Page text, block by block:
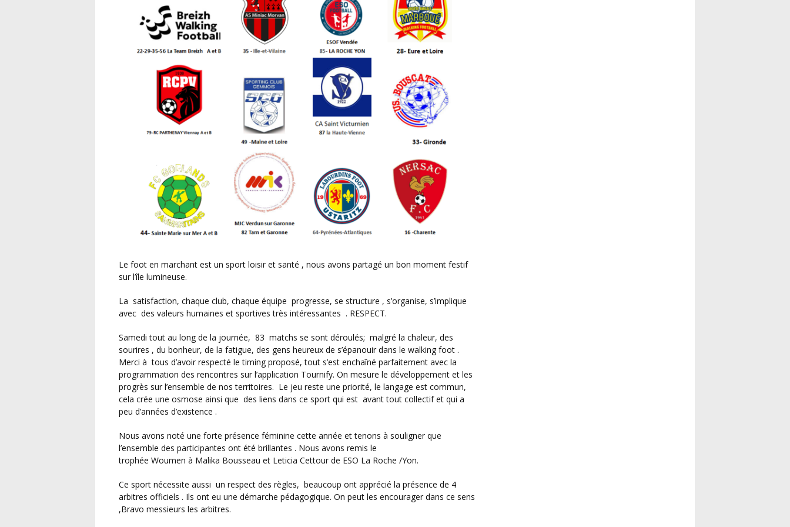
Le foot en marchant est un sport loisir et santé , nous avons partagé un bon moment festif
sur l’île lumineuse.
La satisfaction, chaque club, chaque équipe progresse, se structure , s’organise, s’implique
avec des valeurs humaines et sportives très intéressantes . RESPECT.
Samedi tout au long de la journée, 83 matchs se sont déroulés; malgré la chaleur, des
sourires , du bonheur, de la fatigue, des gens heureux de s’épanouir dans le walking foot .
Merci à tous d’avoir respecté le timing proposé, tout s’est enchaîné parfaitement avec la
programmation des rencontres sur l’application Tournify. On mesure le développement et les
progrès sur l’ensemble de nos territoires. Le jeu reste une priorité, le langage est commun,
cela crée une osmose ainsi que des liens dans ce sport qui est avant tout collectif et qui a
peu d’années d’existence .
Nous avons noté une forte présence féminine cette année et tenons à souligner que
l’ensemble des participantes ont été brillantes . Nous avons remis le
trophée Woumen à Malika Bousseau et Leticia Cettour de ESO La Roche /Yon.
Ce sport nécessite aussi un respect des règles, beaucoup ont apprécié la présence de 4
arbitres officiels . Ils ont eu une démarche pédagogique. On peut les encourager dans ce sens
,Bravo messieurs les arbitres.